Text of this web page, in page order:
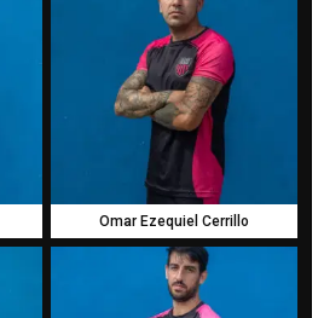
Omar Ezequiel Cerrillo